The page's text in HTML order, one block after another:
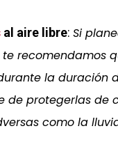
al aire libre: Si
te recomendamos
la duración
de protegerlas de
como la